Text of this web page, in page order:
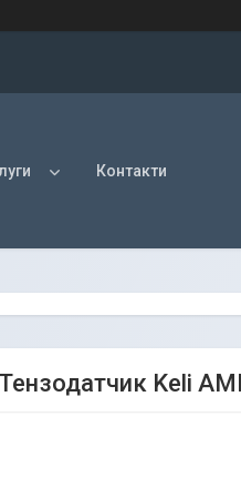
Контакти
Тензодатчик Keli